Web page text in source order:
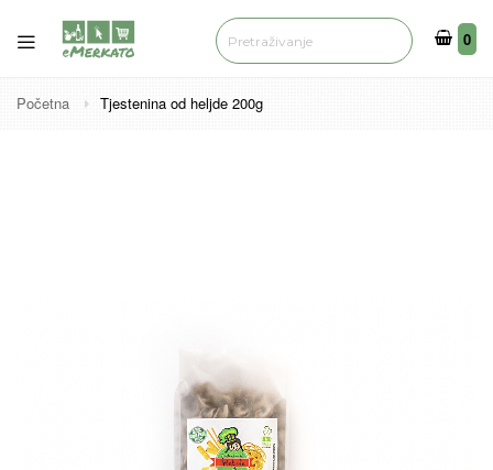
00
Početna Tjestenina od heljde 200g